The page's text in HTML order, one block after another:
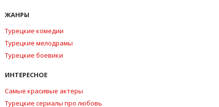
ЖАНРЫ
Турецкие комедии
Турецкие мелодрамы
Турецкие боевики
ИНТЕРЕСНОЕ
Самые красивые актеры
Турецкие сериалы про любовь